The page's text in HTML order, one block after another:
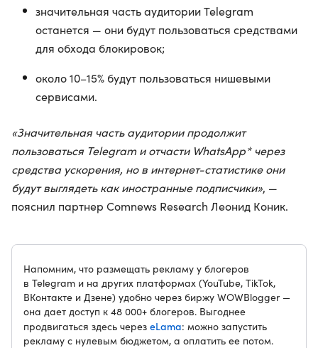
значительная часть аудитории Telegram
останется — они будут пользоваться средствами
для обхода блокировок;
около 10–15% будут пользоваться нишевыми
сервисами.
«Значительная часть аудитории продолжит
пользоваться Telegram и отчасти WhatsApp* через
средства ускорения, но в интернет-статистике они
будут выглядеть как иностранные подписчики», —
пояснил партнер Comnews Research Леонид Коник.
Напомним, что размещать рекламу у блогеров
в Telegram и на других платформах (YouTube, TikTok,
ВКонтакте и Дзене) удобно через биржу WOWBlogger —
она дает доступ к 48 000+ блогеров. Выгоднее
продвигаться здесь через eLama: можно запустить
рекламу с нулевым бюджетом, а оплатить ее потом.